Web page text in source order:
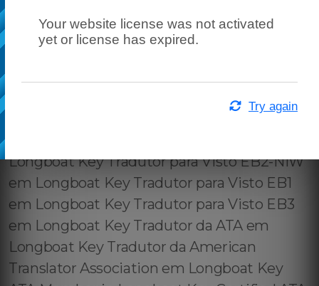
Your website license was not activated
yet or license has expired.
Try again